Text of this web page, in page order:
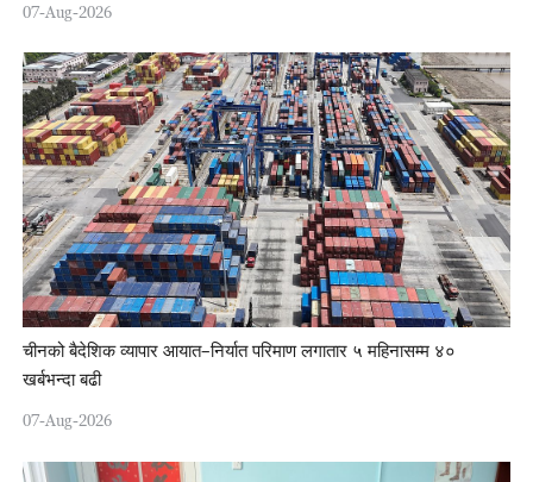
07-Aug-2026
चीनको बैदेशिक व्यापार आयात–निर्यात परिमाण लगातार ५ महिनासम्म ४०
खर्बभन्दा बढी
07-Aug-2026